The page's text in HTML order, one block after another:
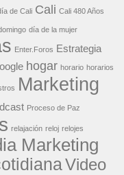
de Cali Cali Cali 480 Años
día de la mujer
Enter.Foros Estrategia
hogar horario horarios
Marketing
Proceso de Paz
relajación reloj relojes
Marketing
Video